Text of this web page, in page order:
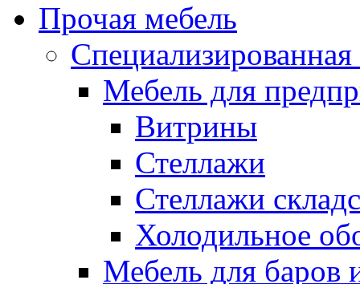
Прочая мебель
Специализированная
Мебель для
Витрины
Стеллажи
Стеллажи
Холодильное
Мебель для баров